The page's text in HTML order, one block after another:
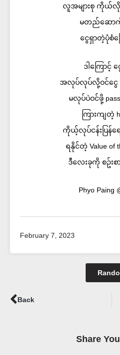
လူအများစု ကိုယ်
မတည်ဆော
ငွေရှာတဲ့ပုံစံက
ဒါကြောင့်
အလုပ်လုပ်လို့ဝင်ငွေ
မလုပ်ပဲဝင်ဖို့
ကြားကျတဲ့
ကိုယ့်လုပ်ငန်းပြန်ရ
ရနိုင်တဲ့ Value of
ဒီလေးခုကို စဥ်း
Phyo Paing
February 7, 2023
Prev
Back
Share